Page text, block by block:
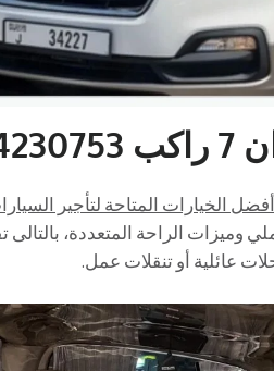
الخيارات المتاحة لتأجير
وميزات الراحة المتعددة،
عائلية أو تنقلات عمل.